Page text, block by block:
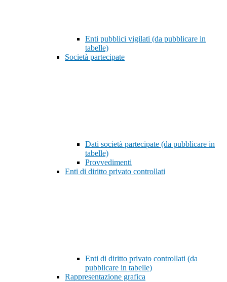
Enti pubblici vigilati (da pubblicare in
tabelle)
Società partecipate
Dati società partecipate (da pubblicare in
tabelle)
Provvedimenti
Enti di diritto privato controllati
Enti di diritto privato controllati (da
pubblicare in tabelle)
Rappresentazione grafica